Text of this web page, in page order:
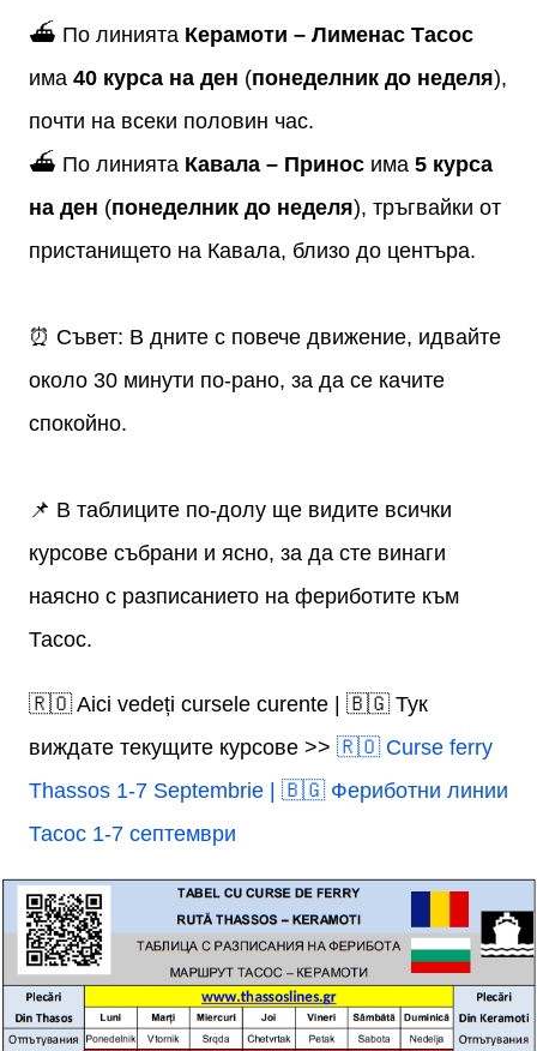
⛴️ По линията Керамоти – Лименас Тасос
има 40 курса на ден (понеделник до неделя),
почти на всеки половин час.
⛴️ По линията Кавала – Принос има 5 курса
на ден (понеделник до неделя), тръгвайки от
пристанището на Кавала, близо до центъра.
⏰ Съвет: В дните с повече движение, идвайте
около 30 минути по-рано, за да се качите
спокойно.
📌 В таблиците по-долу ще видите всички
курсове събрани и ясно, за да сте винаги
наясно с разписанието на фериботите към
Тасос.
🇷🇴 Aici vedeți cursele curente | 🇧🇬 Тук
виждате текущите курсове >> 🇷🇴 Curse ferry
Thassos 1-7 Septembrie | 🇧🇬 Фериботни линии
Тасос 1-7 септември